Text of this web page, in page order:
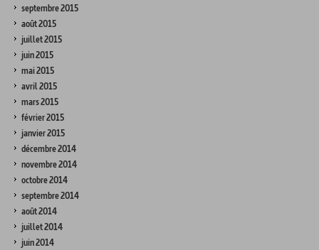
septembre 2015
août 2015
juillet 2015
juin 2015
mai 2015
avril 2015
mars 2015
février 2015
janvier 2015
décembre 2014
novembre 2014
octobre 2014
septembre 2014
août 2014
juillet 2014
juin 2014